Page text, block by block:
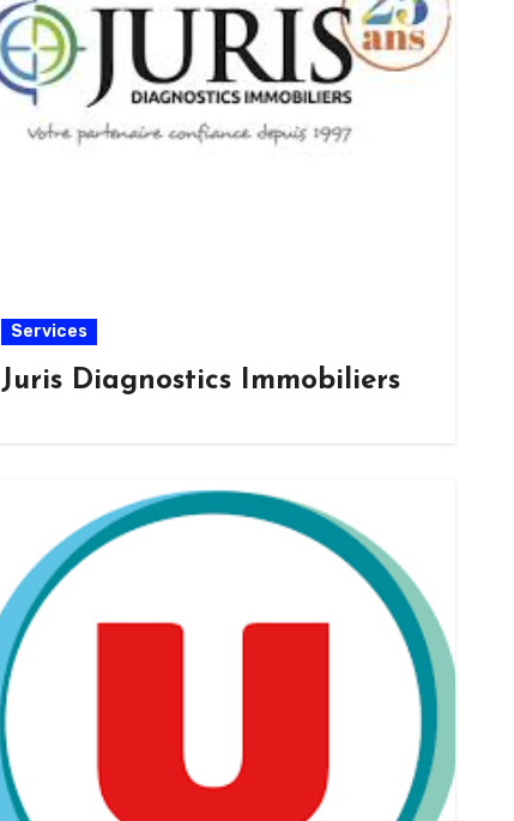
Services
Juris Diagnostics Immobiliers